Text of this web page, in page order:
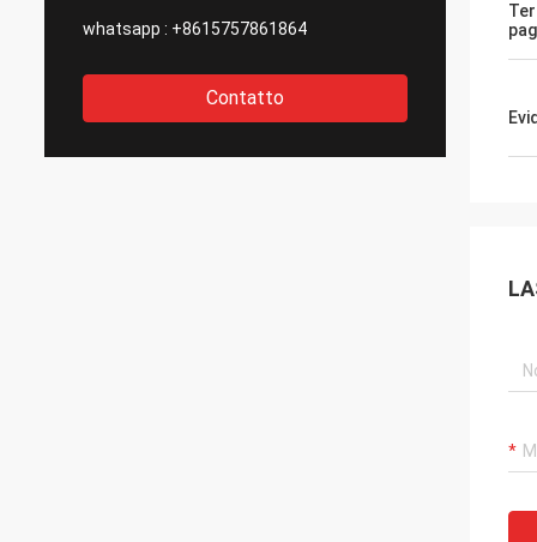
whatsapp : +8615757861864
Contatto